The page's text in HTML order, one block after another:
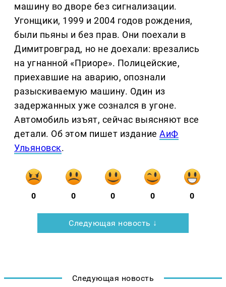
машину во дворе без сигнализации.
Угонщики, 1999 и 2004 годов рождения,
были пьяны и без прав. Они поехали в
Димитровград, но не доехали: врезались
на угнанной «Приоре». Полицейские,
приехавшие на аварию, опознали
разыскиваемую машину. Один из
задержанных уже сознался в угоне.
Автомобиль изъят, сейчас выясняют все
детали. Об этом пишет изданиеАиФ
Ульяновск.
0 0 0 0 0
Следующая новость ↓
Следующая новость